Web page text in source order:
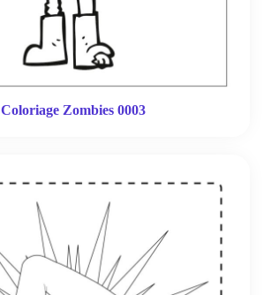
Coloriage Zombies 0003